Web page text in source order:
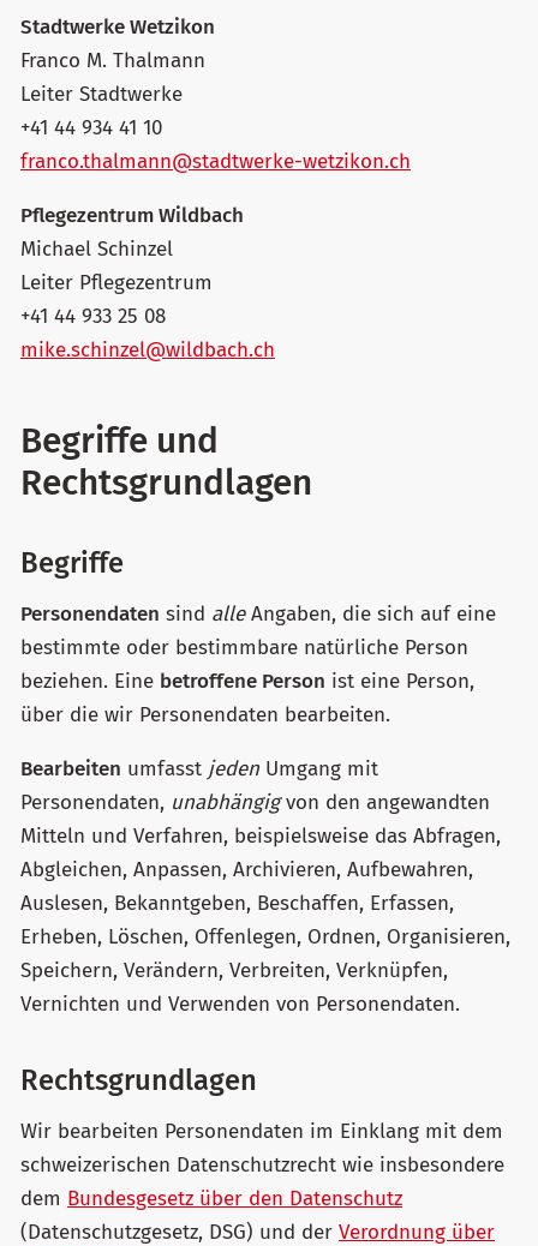
Stadtwerke Wetzikon
Franco M. Thalmann
Leiter Stadtwerke
+41 44 934 41 10
franco.thalmann@stadtwerke-wetzikon.ch
Pflegezentrum Wildbach
Michael Schinzel
Leiter Pflegezentrum
+41 44 933 25 08
mike.schinzel@wildbach.ch
Begriffe und
Rechtsgrundlagen
Begriffe
Personendaten sind alleAngaben, die sich auf eine
bestimmte oder bestimmbare natürliche Person
beziehen. Eine betroffene Person ist eine Person,
über die wir Personendaten bearbeiten.
Bearbeiten umfasst jeden Umgang mit
Personendaten, unabhängigvon den angewandten
Mitteln und Verfahren, beispielsweise das Abfragen,
Abgleichen, Anpassen, Archivieren, Aufbewahren,
Auslesen, Bekanntgeben, Beschaffen, Erfassen,
Erheben, Löschen, Offenlegen, Ordnen, Organisieren,
Speichern, Verändern, Verbreiten, Verknüpfen,
Vernichten und Verwenden von Personendaten.
Rechtsgrundlagen
Wir bearbeiten Personendaten im Einklang mit dem
schweizerischen Datenschutzrecht wie insbesondere
dem Bundesgesetz über den Datenschutz
(Datenschutzgesetz, DSG) und der Verordnung über